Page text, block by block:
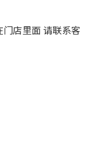
店里面 请联系客